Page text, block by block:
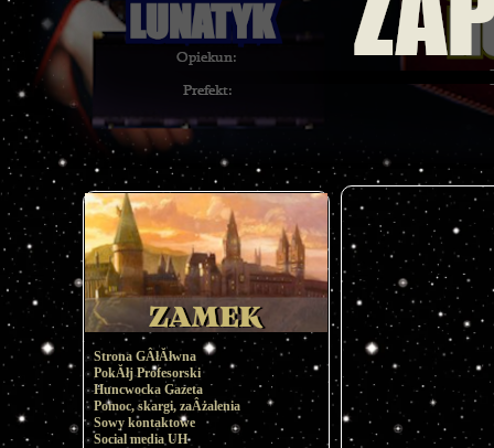
Strona GÂłĂłwna
PokĂłj Profesorski
Huncwocka Gazeta
Pomoc, skargi, zaÂżalenia
Sowy kontaktowe
Social media UH